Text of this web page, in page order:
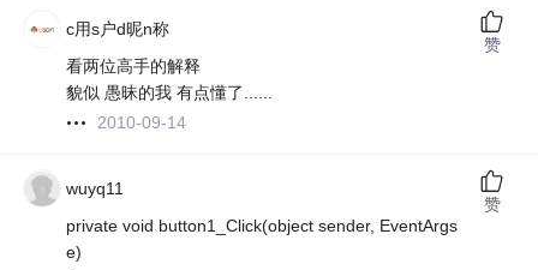
c用s户d昵n称
看两位高手的解释
貌似 愚昧的我 有点懂了......
2010-09-14
赞
wuyq11
private void button1_Click(object sender, EventArgs
e)
赞